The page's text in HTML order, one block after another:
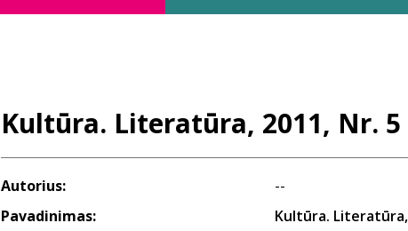
Kultūra. Literatūra, 2011, Nr. 5
Autorius:
--
Pavadinimas:
Kultūra. Literatūra,